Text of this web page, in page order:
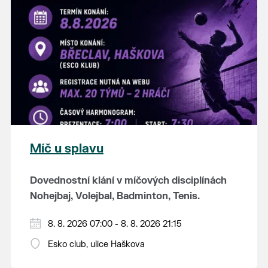
K tanci a poslechu bude hrát DH
Lanžhotčané.
Těšíme se na Vás!
Míč u splavu
Dovednostní klání v míčových disciplínách
Nohejbaj, Volejbal, Badminton, Tenis.
Zúčastnit se může max. 20 dvojčlenných
týmů - každý tým si zahraje min. 4 západy od
8. 8. 2026 07:00 - 8. 8. 2026 21:15
Esko club, ulice Haškova